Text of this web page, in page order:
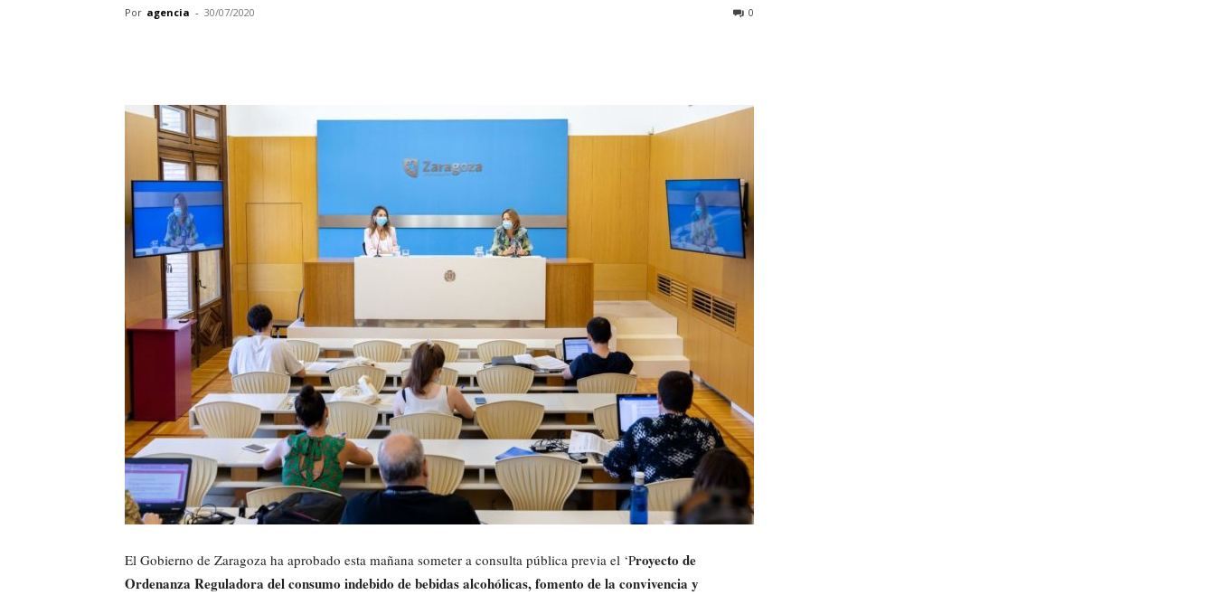
Por agencia - 30/07/2020 0
El Gobierno de Zaragoza ha aprobado esta mañana someter a consulta pública previa el ‘Proyecto de
Ordenanza Reguladora del consumo indebido de bebidas alcohólicas, fomento de la convivencia y